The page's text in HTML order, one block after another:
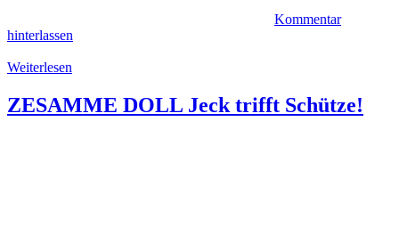
Kommentar
hinterlassen
Weiterlesen
ZESAMME DOLL Jeck trifft Schütze!